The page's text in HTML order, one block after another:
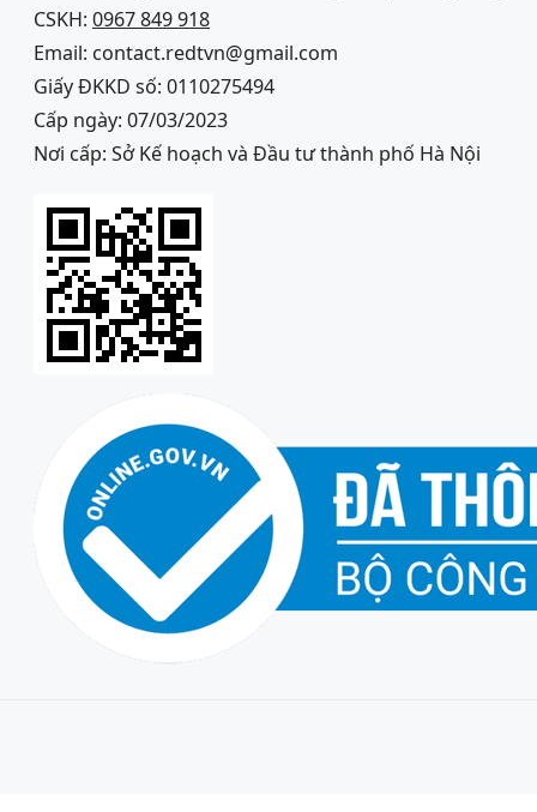
CSKH: 0967 849 918
Email: contact.redtvn@gmail.com
Giấy ĐKKD số: 0110275494
Cấp ngày: 07/03/2023
Nơi cấp: Sở Kế hoạch và Đầu tư thành phố Hà Nội